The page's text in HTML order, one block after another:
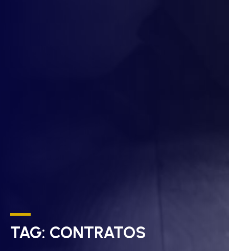
TAG: CONTRATOS